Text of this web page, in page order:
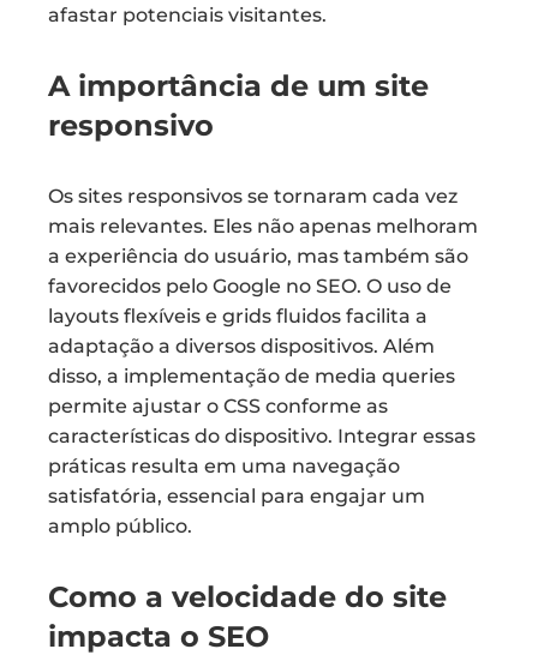
afastar potenciais visitantes.
A importância de um site
responsivo
Os sites responsivos se tornaram cada vez
mais relevantes. Eles não apenas melhoram
a experiência do usuário, mas também são
favorecidos pelo Google no SEO. O uso de
layouts flexíveis e grids fluidos facilita a
adaptação a diversos dispositivos. Além
disso, a implementação de media queries
permite ajustar o CSS conforme as
características do dispositivo. Integrar essas
práticas resulta em uma navegação
satisfatória, essencial para engajar um
amplo público.
Como a velocidade do site
impacta o SEO